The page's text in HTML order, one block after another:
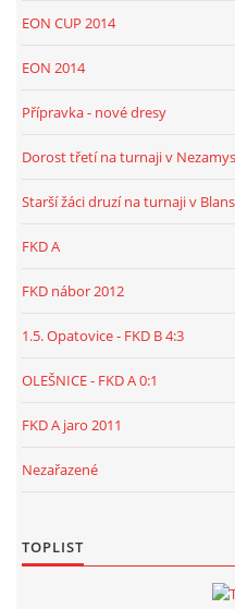
EON CUP 2014
EON 2014
Přípravka - nové dresy
Dorost třetí na turnaji v
Starší žáci druzí na turnaji v
FKD A
FKD nábor 2012
1.5. Opatovice - FKD B 4:3
OLEŠNICE - FKD A 0:1
FKD A jaro 2011
Nezařazené
TOPLIST